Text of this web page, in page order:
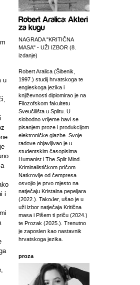
u
i
NAGRADA "KRITIČNA
MASA" - UŽI IZBOR (8.
izdanje)
Robert Aralica (Šibenik,
1997.) studij hrvatskoga te
engleskoga jezika i
književnosti diplomirao je na
Filozofskom fakultetu
Sveučilišta u Splitu. U
slobodno vrijeme bavi se
pisanjem proze i produkcijom
elektroničke glazbe. Svoje
radove objavljivao je u
studentskim časopisima
Humanist i The Split Mind.
Kriminalističkom pričom
Natkrovlje od čempresa
osvojio je prvo mjesto na
natječaju Kristalna pepeljara
(2022.). Također, ušao je u
uži izbor natječaja Kritična
masa i Pišem ti priču (2024.)
te Prozak (2025.). Trenutno
je zaposlen kao nastavnik
hrvatskoga jezika.
proza